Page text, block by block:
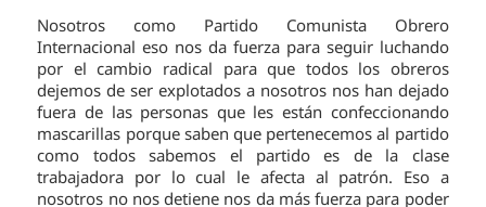
Nosotros como Partido Comunista Obrero
Internacional eso nos da fuerza para seguir luchando
por el cambio radical para que todos los obreros
dejemos de ser explotados a nosotros nos han dejado
fuera de las personas que les están confeccionando
mascarillas porque saben que pertenecemos al partido
como todos sabemos el partido es de la clase
trabajadora por lo cual le afecta al patrón. Eso a
nosotros no nos detiene nos da más fuerza para poder